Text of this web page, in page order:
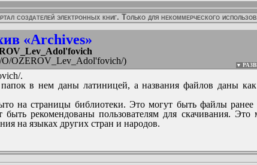
создателей электронных книг. Только для некоммерческого
«Archives»
OZEROV_Lev_Adol'fovich/)
▼
.
в нем даны латиницей, а названия файлов даны
на страницы библиотеки. Это могут быть файлы ранее
рекомендованы пользователям для скачивания.
на языках других стран и народов.